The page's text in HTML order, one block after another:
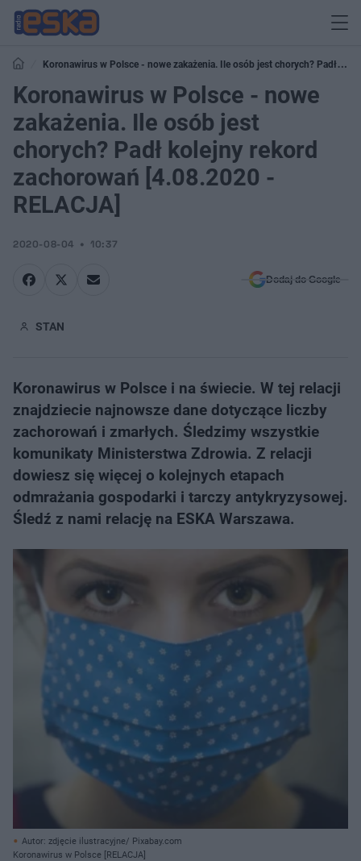
Koronawirus w Polsce - nowe zakażenia. Ile osób jest chorych? Padł
kolejny rekord zachorowań [4.08.2020 - RELACJA]
Koronawirus w Polsce - nowe
zakażenia. Ile osób jest
chorych? Padł kolejny rekord
zachorowań [4.08.2020 -
RELACJA]
2020-08-04 10:37
Dodaj do Google
STAN
Koronawirus w Polsce i na świecie. W tej relacji
znajdziecie najnowsze dane dotyczące liczby
zachorowań i zmarłych. Śledzimy wszystkie
komunikaty Ministerstwa Zdrowia. Z relacji
dowiesz się więcej o kolejnych etapach
odmrażania gospodarki i tarczy antykryzysowej.
Śledź z nami relację na ESKA Warszawa.
Autor: zdjęcie ilustracyjne/ Pixabay.com
Koronawirus w Polsce [RELACJA]